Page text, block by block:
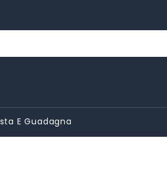
E Guadagna